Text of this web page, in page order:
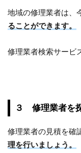
地域の修理業者は、
ることができます。
修理業者検索サービ
３ 修理業者を
修理業者の見積を確
理を行いましょう。